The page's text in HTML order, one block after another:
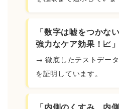
「数字は嘘をつかな
強力なケア効果！📈」
→ 徹底したテストデー
を証明しています。